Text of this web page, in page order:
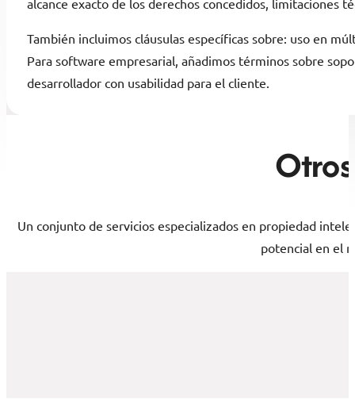
alcance exacto de los derechos concedidos, limitaciones
También incluimos cláusulas específicas sobre: uso en
Para software empresarial, añadimos términos sobre
desarrollador con usabilidad para el cliente.
Un conjunto de servicios especializados en propiedad
potencial en el